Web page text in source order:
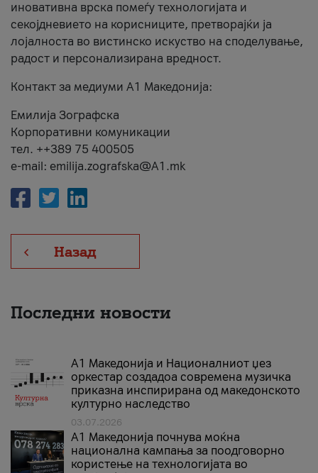
иновативна врска помеѓу технологијата и
секојдневието на корисниците, претворајќи ја
лојалноста во вистинско искуство на споделување,
радост и персонализирана вредност.
Контакт за медиуми А1 Македонија:
Емилија Зографска
Корпоративни комуникации
тел. ++389 75 400505
e-mail: emilija.zografska@A1.mk
Назад
Последни новости
А1 Македонија и Националниот џез
оркестар создадоа современа музичка
приказна инспирирана од македонското
културно наследство
03.07.2026
A1 Македонија почнува моќна
национална кампања за поодговорно
користење на технологијата во